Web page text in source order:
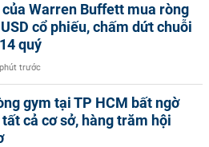
Warren Buffett mua ròng
cổ phiếu, chấm dứt chuỗi
quý
trước
gym tại TP HCM bất ngờ
cả cơ sở, hàng trăm hội